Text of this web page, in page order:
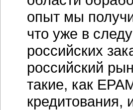
опыт мы
что уже в
российских
российский
такие, как
кредитования,